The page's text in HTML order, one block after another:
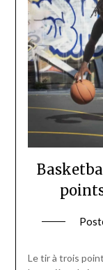
Le tir à trois